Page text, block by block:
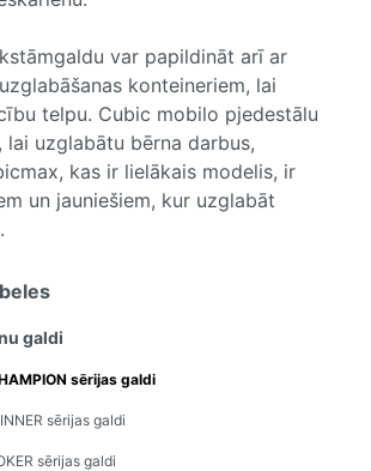
var papildināt arī ar
konteineriem, lai
telpu. Cubic mobilo pjedestālu
uzglabātu bērna darbus,
kas ir lielākais modelis, ir
un jauniešiem, kur uzglabāt
galdi
sērijas galdi
sērijas galdi
sērijas galdi